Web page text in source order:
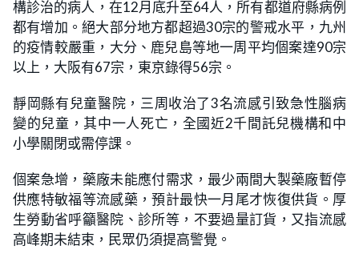
構診治的病人，在12月底升至64人，所有都道府縣病例
都有增加。絕大部分地方都超過30宗的警戒水平，九州
的疫情較嚴重，大分、鹿兒島等地一周平均個案達90宗
以上，大阪有67宗，東京錄得56宗。
靜岡縣有兒童醫院，三周收治了3名流感引致急性腦病
變的兒童，其中一人死亡，全國近2千間託兒機構和中
小學關閉或需停課。
個案急增，藥廠未能應付需求，最少兩間大製藥廠暫停
供應特敏福等流感藥，預計最快一月尾才恢復供貨。厚
生勞動省呼籲醫院、診所等，不要過量訂貨，又指流感
高峰期未結束，民眾仍須提高警覺。